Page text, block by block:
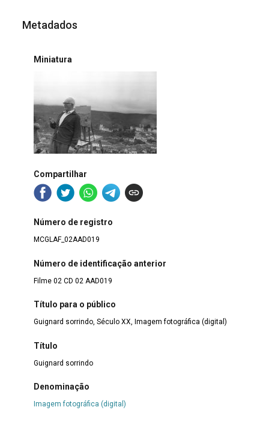
Metadados
Miniatura
Compartilhar
Número de registro
MCGLAF_02AAD019
Número de identificação anterior
Filme 02 CD 02 AAD019
Título para o público
Guignard sorrindo, Século XX, Imagem fotográfica (digital)
Título
Guignard sorrindo
Denominação
Imagem fotográfica (digital)